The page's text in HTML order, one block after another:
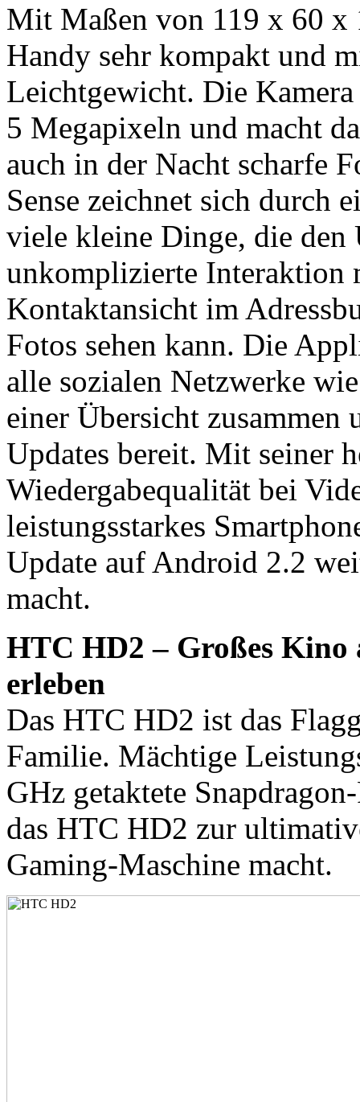
Mit Maßen von 119 x 60 x
Handy sehr kompakt und
Leichtgewicht. Die
5 Megapixeln und macht
auch in der Nacht scharfe
Sense zeichnet sich durch
viele kleine Dinge, die den
unkomplizierte Interaktion
Kontaktansicht im
Fotos sehen kann. Die
alle sozialen Netzwerke
einer Übersicht zusammen
Updates bereit. Mit seiner
Wiedergabequalität bei
leistungsstarkes
Update auf Android 2.2
macht.
HTC HD2 – Großes Kino
erleben
Das HTC HD2 ist das
Familie. Mächtige
GHz getaktete
das HTC HD2 zur
Gaming-Maschine macht.